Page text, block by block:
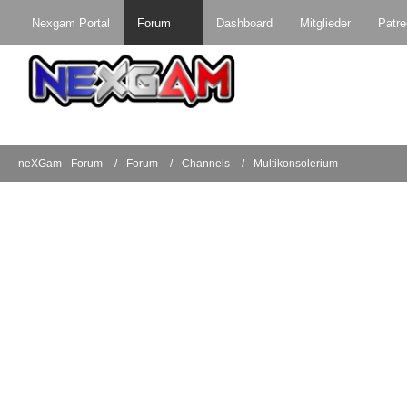
Nexgam Portal Forum Dashboard Mitglieder
neXGam - Forum Forum Channels Multikonsolerium